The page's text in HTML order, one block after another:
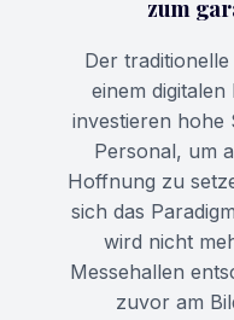
zum
Der
einem
investieren hohe
Personal, um
Hoffnung zu
sich das
wird nicht
Messehallen
zuvor am